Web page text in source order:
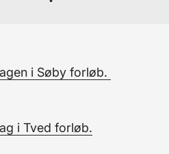
i Søby forløb.
i Tved forløb.